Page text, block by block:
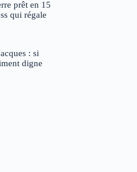
prêt en 15
qui régale
: si
digne